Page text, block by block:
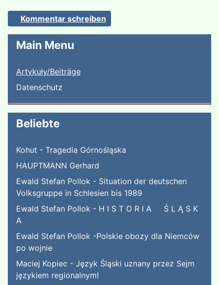
Main Menu
Artykuły/Beiträge
Datenschutz
Beliebte
Kohut - Tragedia Górnośląska
HAUPTMANN Gerhard
Ewald Stefan Pollok - Situation der deutschen
Volksgruppe in Schlesien bis 1989
Ewald Stefan Pollok - H I S T O R I A Ś L Ą S K
A
Ewald Stefan Pollok -Polskie obozy dla Niemców
po wojnie
Maciej Kopiec - Język Śląski uznany przez Sejm
językiem regionalnym!
Kommentar schreiben